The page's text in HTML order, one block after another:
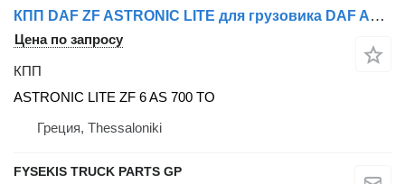
КПП DAF ZF ASTRONIC LITE для грузовика DAF ASTRONIC LITE ZF 6 AS 700 TO
Цена по запросу
КПП
ASTRONIC LITE ZF 6 AS 700 TO
Греция, Thessaloniki
FYSEKIS TRUCK PARTS GP